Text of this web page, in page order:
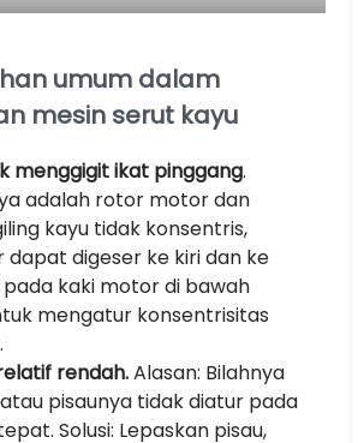
umum dalam
mesin serut kayu
menggigit ikat pinggang.
adalah rotor motor dan
kayu tidak konsentris,
dapat digeser ke kiri dan ke
kaki motor di bawah
mengatur konsentrisitas
rendah.Alasan: Bilahnya
pisaunya tidak diatur pada
Solusi: Lepaskan pisau,